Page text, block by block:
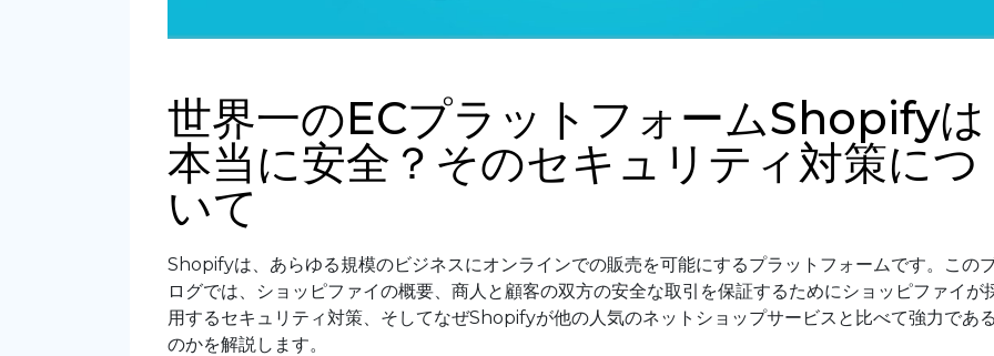
世界一のECプラットフォームShopifyは
本当に安全？そのセキュリティ対策につ
いて
Shopifyは、あらゆる規模のビジネスにオンラインでの販売を可能にするプラットフォームです。この
ログでは、ショッピファイの概要、商人と顧客の双方の安全な取引を保証するためにショッピファイが
用するセキュリティ対策、そしてなぜShopifyが他の人気のネットショップサービスと比べて強力である
のかを解説します。